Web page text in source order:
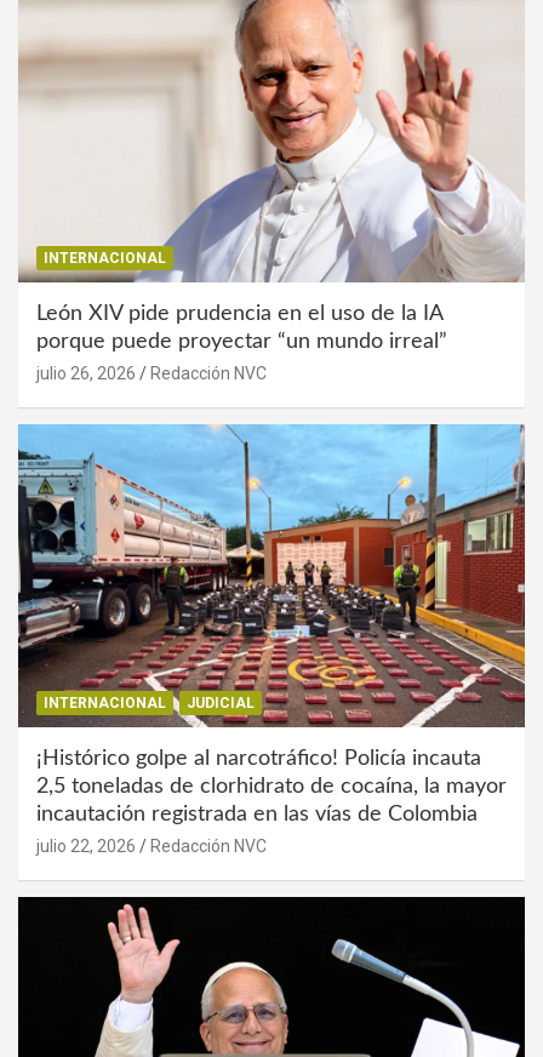
INTERNACIONAL
León XIV pide prudencia en el uso de la IA
porque puede proyectar “un mundo irreal”
julio 26, 2026 Redacción NVC
INTERNACIONAL JUDICIAL
¡Histórico golpe al narcotráfico! Policía incauta
2,5 toneladas de clorhidrato de cocaína, la mayor
incautación registrada en las vías de Colombia
julio 22, 2026 Redacción NVC